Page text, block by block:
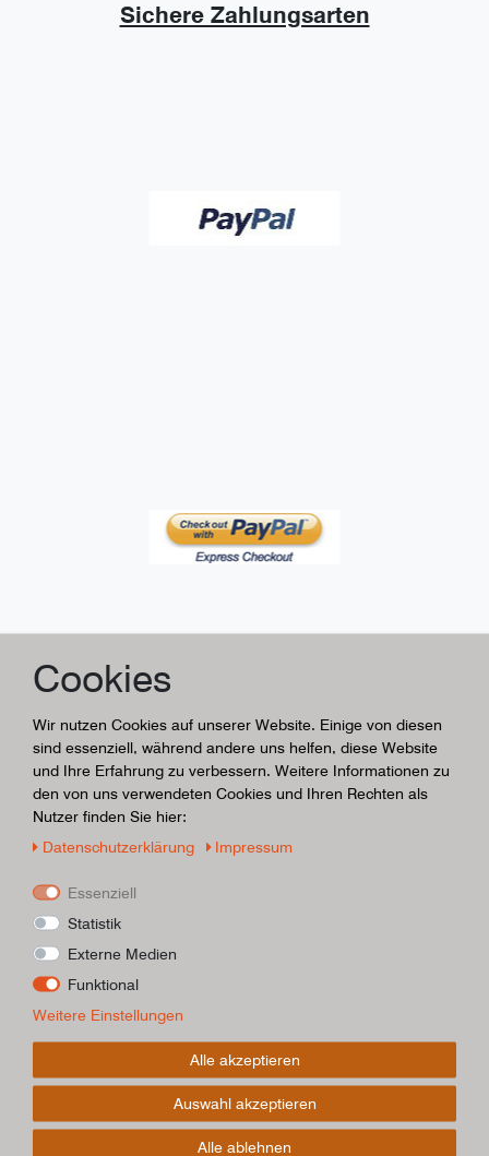
Sichere Zahlungsarten
Cookies
Wir nutzen Cookies auf unserer Website. Einige von diesen
sind essenziell, während andere uns helfen, diese Website
und Ihre Erfahrung zu verbessern. Weitere Informationen zu
den von uns verwendeten Cookies und Ihren Rechten als
Nutzer finden Sie hier:
Daten­schutz­erklärung
Impressum
Essenziell
Statistik
Externe Medien
Funktional
Weitere Einstellungen
Alle akzeptieren
Auswahl akzeptieren
Alle ablehnen